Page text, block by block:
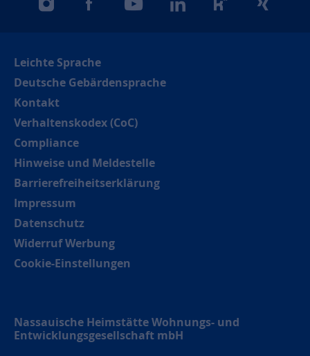
instagramfacebookyoutubelinkedinkununuxing
Leichte Sprache
Deutsche Gebärdensprache
Kontakt
Verhaltenskodex (CoC)
Compliance
Hinweise und Meldestelle
Barrierefreiheitserklärung
Impressum
Datenschutz
Widerruf Werbung
Cookie-Einstellungen
Nassauische Heimstätte Wohnungs- und
Entwicklungsgesellschaft mbH